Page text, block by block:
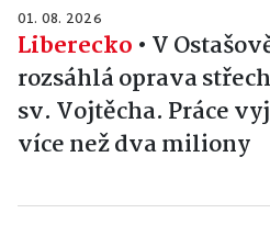
01. 08. 2026
Liberecko • V
rozsáhlá oprava
sv. Vojtěcha. Práce
více než dva miliony